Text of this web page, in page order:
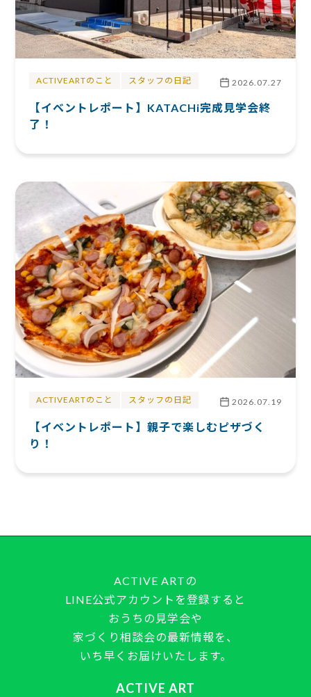
ACTIVEARTのこと スタッフの日記 2026.07.27
【イベントレポート】KATACHi完成見学会終
了！
ACTIVEARTのこと スタッフの日記 2026.07.19
【イベントレポート】親子で楽しむピザづく
り！
ACTIVE ARTの
LINE公式アカウントを登録すると
おうちの見学会や
家づくり相談会の最新情報を、
いち早くお届けいたします。
ACTIVE ART